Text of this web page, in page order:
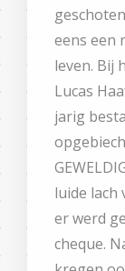
eens een
leven. Bij
Lucas
jarig
luide lach
er werd
cheque.